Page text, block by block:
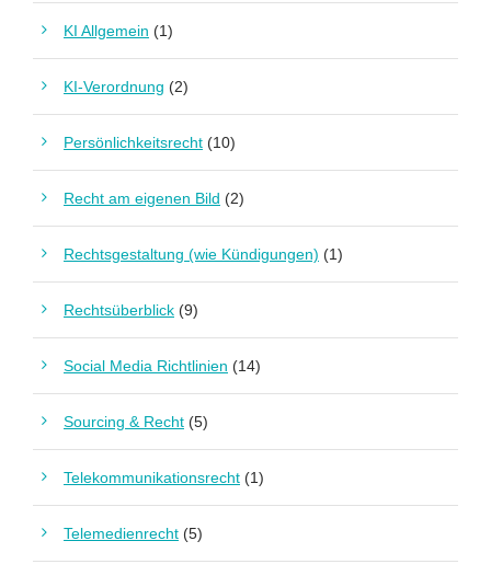
KI Allgemein (1)
KI-Verordnung (2)
Persönlichkeitsrecht (10)
Recht am eigenen Bild (2)
Rechtsgestaltung (wie Kündigungen) (1)
Rechtsüberblick (9)
Social Media Richtlinien (14)
Sourcing & Recht (5)
Telekommunikationsrecht (1)
Telemedienrecht (5)